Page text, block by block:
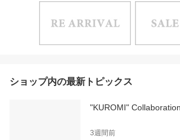
ショップ内の最新トピックス
"KUROMI"
3週間前